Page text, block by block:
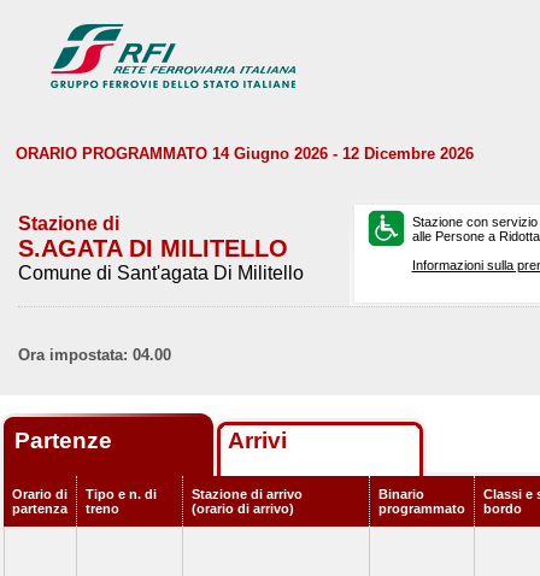
ORARIO PROGRAMMATO 14 Giugno 2026 - 12 Dicembre 2026
Stazione di
S.AGATA DI MILITELLO
Comune di Sant'agata Di Militello
Stazione con
alle Persone a
Informazioni sulla
Ora impostata: 04.00
Partenze Arrivi
Orario di
partenza
Tipo e n. di
treno
Stazione di arrivo
(orario di arrivo)
Binario
programmato
Classi e
bordo